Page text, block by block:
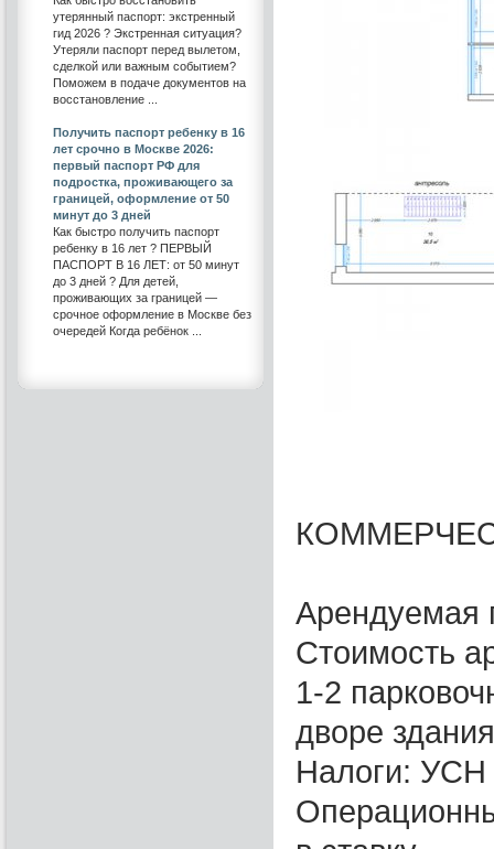
утерянный паспорт: экстренный
гид 2026 ? Экстренная ситуация?
Утеряли паспорт перед вылетом,
сделкой или важным событием?
Поможем в подаче документов на
восстановление ...
Получить паспорт ребенку в 16
лет срочно в Москве 2026:
первый паспорт РФ для
подростка, проживающего за
границей, оформление от 50
минут до 3 дней
Как быстро получить паспорт
ребенку в 16 лет ? ПЕРВЫЙ
ПАСПОРТ В 16 ЛЕТ: от 50 минут
до 3 дней ? Для детей,
проживающих за границей —
срочное оформление в Москве без
очередей Когда ребёнок ...
Арендуемая
Стоимость
1-2
дворе здания
Налоги: УСН